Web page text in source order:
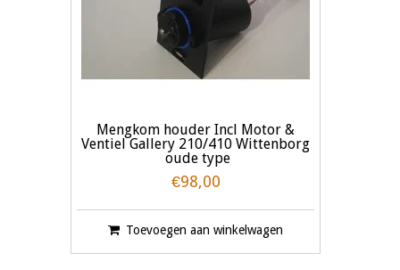
Mengkom houder Incl Motor &
Ventiel Gallery 210/410 Wittenborg
oude type
€98,00
Toevoegen aan winkelwagen